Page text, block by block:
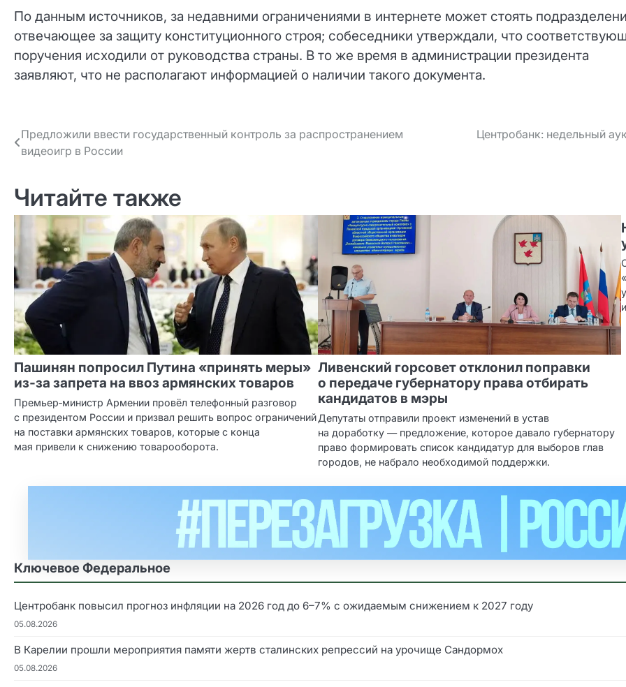
По данным источников, за недавними ограничениями в интернете может стоять
отвечающее за защиту конституционного строя; собеседники утверждали, что
поручения исходили от руководства страны. В то же время в администрации президента
заявляют, что не располагают информацией о наличии такого документа.
Навигация
по записям
Предложили ввести государственный контроль за распространением
видеоигр в России
Центробанк: недельный
Читайте также
Пашинян попросил Путина «принять меры»
из‑за запрета на ввоз армянских товаров
Премьер‑министр Армении провёл телефонный разговор
с президентом России и призвал решить вопрос ограничений
на поставки армянских товаров, которые с конца
мая привели к снижению товарооборота.
Ливенский горсовет отклонил поправки
о передаче губернатору права отбирать
кандидатов в мэры
Депутаты отправили проект изменений в устав
на доработку — предложение, которое давало губернатору
право формировать список кандидатур для выборов глав
городов, не набрало необходимой поддержки.
Ключевое Федеральное
Центробанк повысил прогноз инфляции на 2026 год до 6–7% с ожидаемым снижением к 2027 году
05.08.2026
В Карелии прошли мероприятия памяти жертв сталинских репрессий на урочище Сандормох
05.08.2026